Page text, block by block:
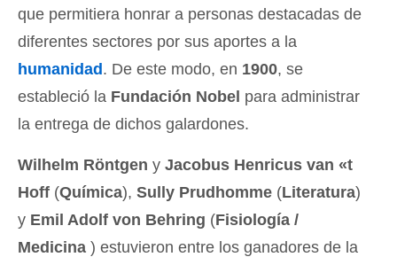
que permitiera honrar a personas destacadas de
diferentes sectores por sus aportes a la
humanidad. De este modo, en 1900, se
estableció la Fundación Nobel para administrar
la entrega de dichos galardones.
Wilhelm Röntgen y Jacobus Henricus van «t
Hoff (Química), Sully Prudhomme (Literatura)
y Emil Adolf von Behring (Fisiología /
Medicina ) estuvieron entre los ganadores de la